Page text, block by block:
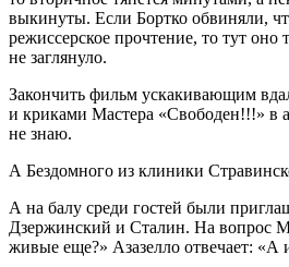
выкинуты. Если Бортко обвиняли,
режиссерское прочтение, то тут оно
не заглянуло.
Закончить фильм ускакивающим
и криками Мастера «Свободен!!!» в
не знаю.
А Бездомного из клиники
А на балу среди гостей были
Дзержинский и Сталин. На вопрос
живые еще?» Азазелло отвечает: «А